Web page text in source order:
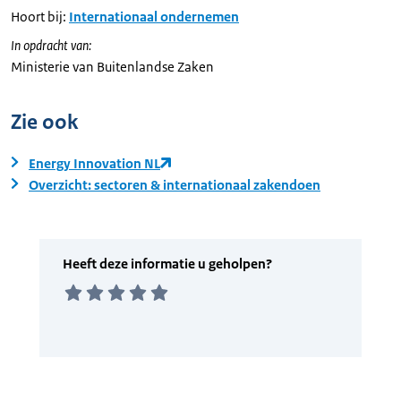
Hoort bij: Internationaal ondernemen
In opdracht van:
Ministerie van Buitenlandse Zaken
Zie ook
Energy Innovation NL
Overzicht: sectoren & internationaal zakendoen